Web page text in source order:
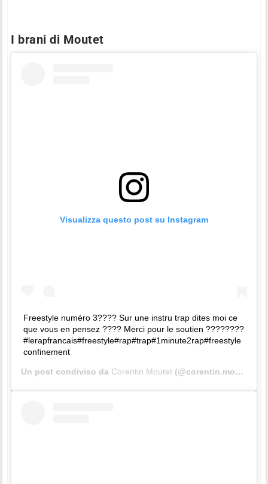
I brani di Moutet
Visualizza questo post su Instagram
Freestyle numéro 3???? Sur une instru trap dites moi ce
que vous en pensez ???? Merci pour le soutien ????????
#lerapfrancais#freestyle#rap#trap#1minute2rap#freestyle
confinement
Un post condiviso da Corentin Moutet (@corentin.moutet) in data: